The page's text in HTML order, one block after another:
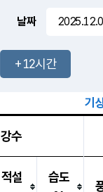
-mm
날짜
+12시간
기
강수
적설
습도